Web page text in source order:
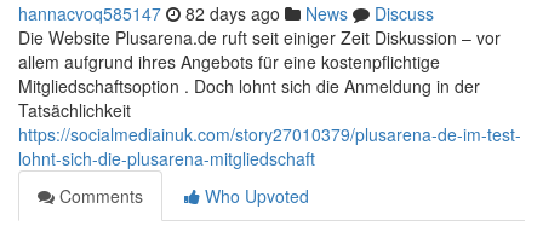
hannacvoq585147 82 days ago News
Discuss
Die Website Plusarena.de ruft seit einiger Zeit Diskussion – vor
allem aufgrund ihres Angebots für eine kostenpflichtige
Mitgliedschaftsoption . Doch lohnt sich die Anmeldung in der
Tatsächlichkeit
https://socialmediainuk.com/story27010379/plusarena-de-im-test-
lohnt-sich-die-plusarena-mitgliedschaft
Comments
Who Upvoted